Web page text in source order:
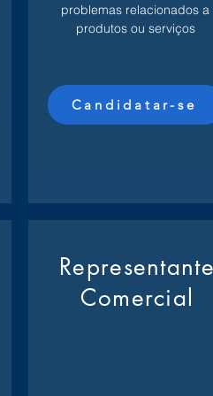
problemas relacionados a
produtos ou serviços
Candidatar-se
Comercial